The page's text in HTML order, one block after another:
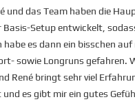
und das Team haben die
Basis-Setup entwickelt,
es dann ein bisschen auf
sowie Longruns gefahren.
René bringt sehr viel
es gibt mir ein gutes